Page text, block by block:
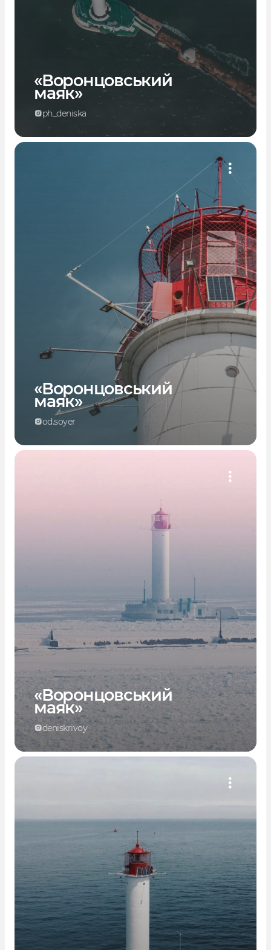
«Воронцовський
маяк»
ph_deniska
«Воронцовський
маяк»
od.soyer
«Воронцовський
маяк»
deniskrivoy